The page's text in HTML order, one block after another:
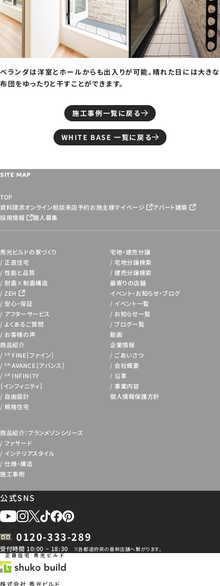
ベランダは洋室とホールからも出入りが可能。晴れた日には大きな
布団をゆったりと干すことができます。
施工事例一覧に戻る
WHITE BASE 一覧に戻る
SITE MAP
TOP
資料請求オンライン相談来店予約お施主様マイページ
アパート建築
採用情報
職人募集
秀光ビルドの家づくり
正直住宅
性能と品質
耐震×制震構造
ZEH
安心・保証
アフターサービス
よくあるご質問
お客様の声
商品紹介
SK-FINE［ファイン］
SK-AVANCE［アバンス］
SK-INFINITY
［インフィニティ］
自由設計
規格住宅
商品紹介：ブランメゾンシリーズ
ファサード
インテリアスタイル
仕様・構造
施工事例
宅地・建売分譲
宅地分譲検索
建売分譲検索
最寄りの店舗
イベント・お知らせ・ブログ
イベント一覧
お知らせ一覧
ブログ一覧
動画
企業情報
ごあいさつ
会社概要
沿革
事業内容
個人情報保護方針
公式SNS
0120-333-289
受付時間 10:00 ~ 18:30 ※各都道府県の基幹店舗へ繋がります。
株式会社 秀光ビルド